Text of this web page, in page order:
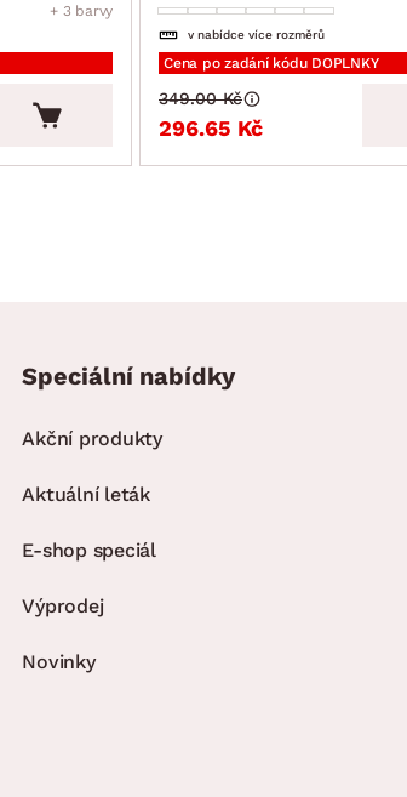
+ 3 barvy
v nabídce více rozměrů
Cena po zadání kódu DOPLNKY
296.65 Kč
349.00 Kč
Speciální nabídky
Akční produkty
Aktuální leták
E-shop speciál
Výprodej
Novinky